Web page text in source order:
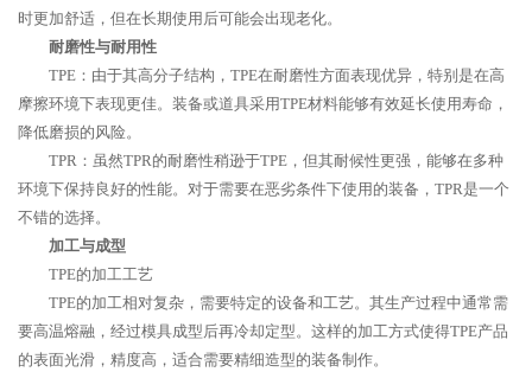
时更加舒适，但在长期使用后可能会出现老化。
耐磨性与耐用性
TPE：由于其高分子结构，TPE在耐磨性方面表现优异，特别是在高
摩擦环境下表现更佳。装备或道具采用TPE材料能够有效延长使用寿命，
降低磨损的风险。
TPR：虽然TPR的耐磨性稍逊于TPE，但其耐候性更强，能够在多种
环境下保持良好的性能。对于需要在恶劣条件下使用的装备，TPR是一个
不错的选择。
加工与成型
TPE的加工工艺
TPE的加工相对复杂，需要特定的设备和工艺。其生产过程中通常需
要高温熔融，经过模具成型后再冷却定型。这样的加工方式使得TPE产品
的表面光滑，精度高，适合需要精细造型的装备制作。